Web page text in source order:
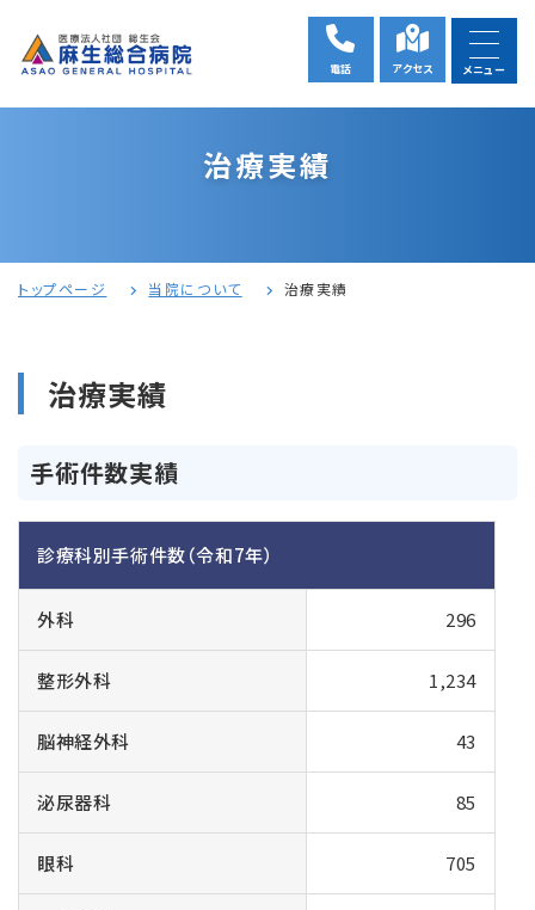
電話 アクセス メニュー
治療実績
トップページ 当院について 治療実績
治療実績
手術件数実績
診療科別手術件数（令和7年）
外科 296
整形外科 1,234
脳神経外科 43
泌尿器科 85
眼科 705